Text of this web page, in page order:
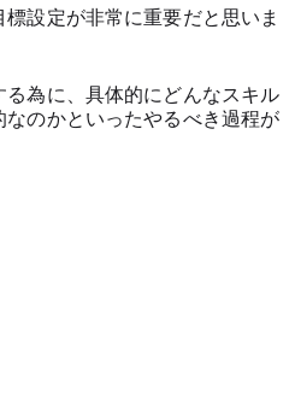
設定が非常に重要だと思いま
為に、具体的にどんなスキル
のかといったやるべき過程が